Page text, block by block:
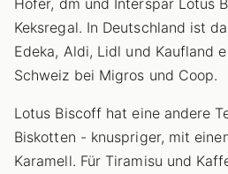
Keksregal. In Deutschland ist
Edeka, Aldi, Lidl und Kaufland
Schweiz bei Migros und Coop.
Lotus Biscoff hat eine andere
Biskotten - knuspriger, mit
Karamell. Für Tiramisu und